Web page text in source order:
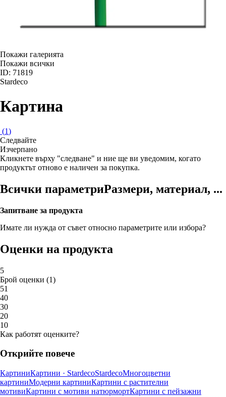
Покажи галерията
Покажи всички
ID: 71819
Stardeco
Картина
(1)
Следвайте
Изчерпанo
Кликнете върху "следване" и ние ще ви уведомим, когато
продуктът отново е наличен за покупка.
Всички параметриРазмери, материал, ...
Запитване за продукта
Имате ли нужда от съвет относно параметрите или избора?
Оценки на продукта
5
Брой оценки (1)
51
40
30
20
10
Как работят оценките?
Открийте повече
КартиниКартини · StardecoStardecoМногоцветни
картиниМодерни картиниКартини с растителни
мотивиКартини с мотиви натюрмортКартини с пейзажни